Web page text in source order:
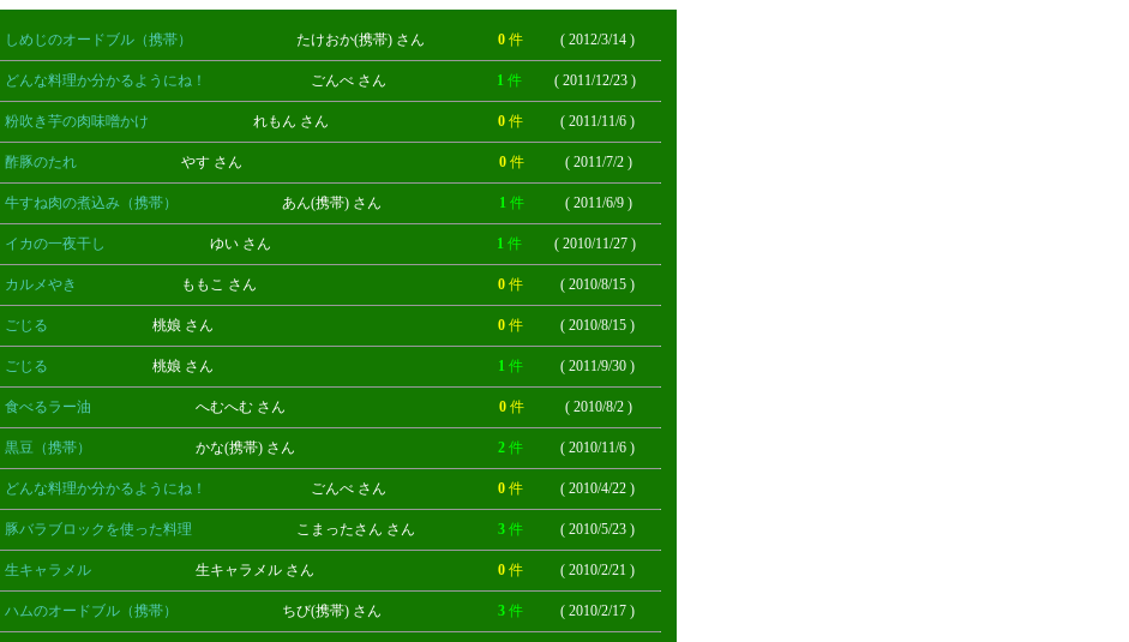
しめじのオードブル（携帯） たけおか(携帯) さん 0 件 ( 2012/3/14 )
どんな料理か分かるようにね！ ごんべ さん 1件 ( 2011/12/23 )
粉吹き芋の肉味噌かけ れもん さん 0 件 ( 2011/11/6 )
酢豚のたれ やす さん 0 件 ( 2011/7/2 )
牛すね肉の煮込み（携帯） あん(携帯) さん 1 件 ( 2011/6/9 )
イカの一夜干し ゆい さん 1件 ( 2010/11/27 )
カルメやき ももこ さん 0 件 ( 2010/8/15 )
ごじる 桃娘 さん 0 件 ( 2010/8/15 )
ごじる 桃娘 さん 1 件 ( 2011/9/30 )
食べるラー油 へむへむ さん 0 件 ( 2010/8/2 )
黒豆（携帯） かな(携帯) さん 2 件 ( 2010/11/6 )
どんな料理か分かるようにね！ ごんべ さん 0 件 ( 2010/4/22 )
豚バラブロックを使った料理 こまったさん さん 3 件 ( 2010/5/23 )
生キャラメル 生キャラメル さん 0 件 ( 2010/2/21 )
ハムのオードブル（携帯） ちび(携帯) さん 3 件 ( 2010/2/17 )